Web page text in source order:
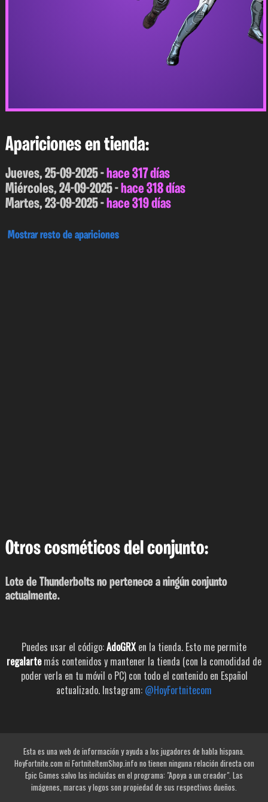
Apariciones en tienda:
Jueves, 25-09-2025 -hace 317 días
Miércoles, 24-09-2025 -hace 318 días
Martes, 23-09-2025 -hace 319 días
Mostrar resto de apariciones
Otros cosméticos del conjunto:
Lote de Thunderbolts no pertenece a ningún conjunto
actualmente.
Puedes usar el código:AdoGRXen la tienda. Esto me permite
regalartemás contenidos y mantener la tienda (con la comodidad de
poder verla en tu móvil o PC) con todo el contenido en Español
actualizado. Instagram: @HoyFortnitecom
Esta es una web de información y ayuda a los jugadores de habla hispana.
HoyFortnite.com ni FortniteItemShop.info no tienen ninguna relación directa con
Epic Games salvo las incluidas en el programa: "Apoya a un creador". Las
imágenes, marcas y logos son propiedad de sus respectivos dueños.